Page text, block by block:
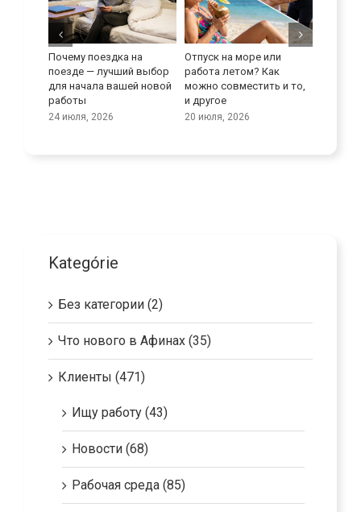
Почему поездка на
поезде — лучший выбор
для начала вашей новой
работы
24 июля, 2026
Отпуск на море или
работа летом? Как
можно совместить и то,
и другое
20 июля, 2026
Kategórie
Без категории (2)
Что нового в Афинах (35)
Клиенты (471)
Ищу работу (43)
Новости (68)
Рабочая среда (85)